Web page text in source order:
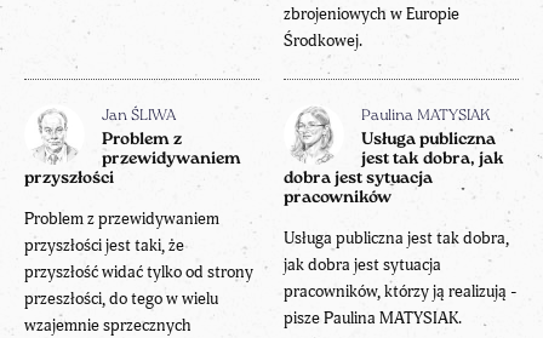
zbrojeniowych w Europie
Środkowej.
Jan ŚLIWA
Problem z
przewidywaniem
przyszłości
Problem z przewidywaniem
przyszłości jest taki, że
przyszłość widać tylko od strony
przeszłości, do tego w wielu
wzajemnie sprzecznych
Paulina MATYSIAK
Usługa publiczna
jest tak dobra, jak
dobra jest sytuacja
pracowników
Usługa publiczna jest tak dobra,
jak dobra jest sytuacja
pracowników, którzy ją realizują -
pisze Paulina MATYSIAK.